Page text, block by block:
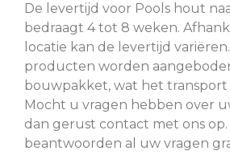
De levertijd voor Pools hout
bedraagt ​​4 tot 8 weken.
locatie kan de levertijd
producten worden
bouwpakket, wat het transport
Mocht u vragen hebben over
dan gerust contact met ons op.
beantwoorden al uw vragen